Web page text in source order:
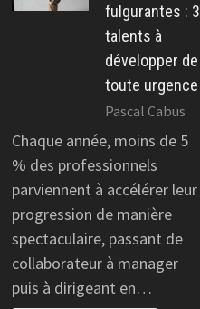
fulgurantes : 3
talents à
développer de
toute urgence
Pascal Cabus
Chaque année, moins de 5
% des professionnels
parviennent à accélérer leur
progression de manière
spectaculaire, passant de
collaborateur à manager
puis à dirigeant en…